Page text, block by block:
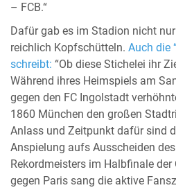
– FCB.“
Dafür gab es im Stadion nicht
reichlich Kopfschütteln. Auch die
schreibt: “Ob diese Stichelei ihr
Während ihres Heimspiels am
gegen den FC Ingolstadt
1860 München den großen
Anlass und Zeitpunkt dafür sind
Anspielung aufs Ausscheiden
Rekordmeisters im Halbfinale
gegen Paris sang die aktive